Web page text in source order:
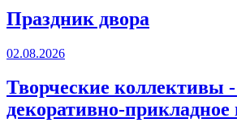
Праздник двора
02.08.2026
Творческие коллективы
декоративно-прикладное